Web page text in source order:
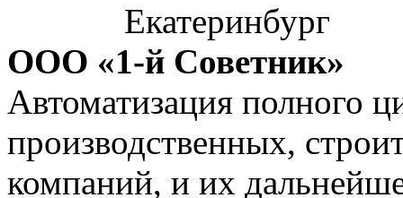
Екатеринбург
ООО «1-й Советник»
Автоматизация полного
производственных,
компаний, и их